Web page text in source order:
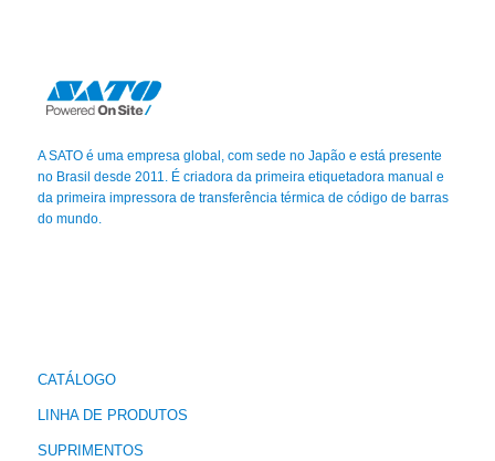
A SATO é uma empresa global, com sede no Japão e está presente
no Brasil desde 2011. É criadora da primeira etiquetadora manual e
da primeira impressora de transferência térmica de código de barras
do mundo.
CATÁLOGO
LINHA DE PRODUTOS
SUPRIMENTOS